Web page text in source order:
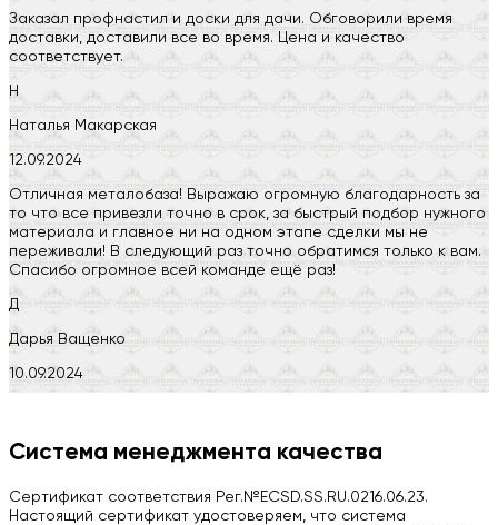
Заказал профнастил и доски для дачи. Обговорили время
доставки, доставили все во время. Цена и качество
соответствует.
Н
Наталья Макарская
12.09.2024
Отличная металобаза! Выражаю огромную благодарность за
то что все привезли точно в срок, за быстрый подбор нужного
материала и главное ни на одном этапе сделки мы не
переживали! В следующий раз точно обратимся только к вам.
Спасибо огромное всей команде ещё раз!
Д
Дарья Ващенко
10.09.2024
H
03.09.2024
Система менеджмента качества
Сертификат соответствия Рег.№ECSD.SS.RU.0216.06.23.
Настоящий сертификат удостоверяем, что система